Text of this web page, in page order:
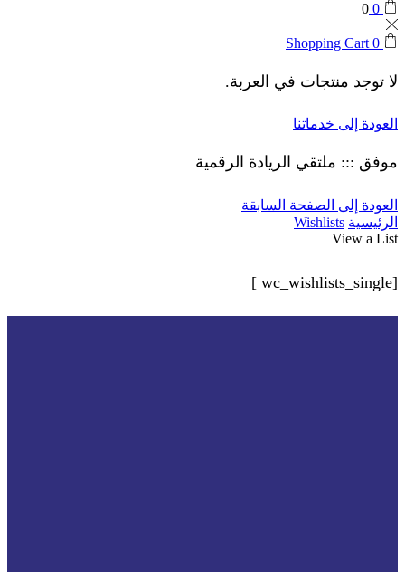
0
0
0
Shopping Cart
لا توجد منتجات في العربة.
العودة إلى خدماتنا
موفق ::: ملتقي الريادة الرقمية
العودة إلى الصفحة السابقة
الرئيسية Wishlists
View a List
[wc_wishlists_single ]